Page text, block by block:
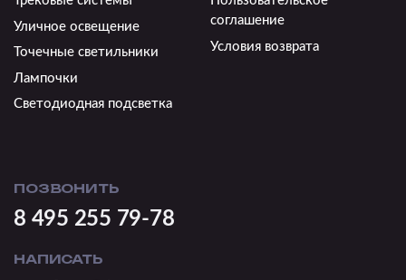
Уличное освещение
Точечные светильники
Лампочки
Светодиодная подсветка
соглашение
Условия возврата
ПОЗВОНИТЬ
8 495 255 79-78
НАПИСАТЬ